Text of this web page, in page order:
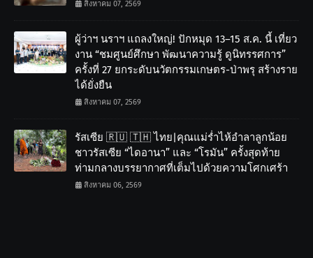
สิงหาคม 07, 2569
ผู้ว่าฯ นราฯ แถลงใหญ่! ปักหมุด 13–15 ส.ค. นี้ เที่ยว
งาน “ชมศูนย์ศึกษา พัฒนาความรู้ ดูนิทรรศการ”
ครั้งที่ 27 ยกระดับนวัตกรรมเกษตร-ป่าพรุ สร้างราย
ได้ยั่งยืน
สิงหาคม 07, 2569
รัสเซีย 🇷🇺 🇹🇭 ไทย|คุณแม่ร่ำไห้อำลาลูกน้อย
ชาวรัสเซีย “ไดอานา” และ “โรมัน” ครั้งสุดท้าย
ท่ามกลางบรรยากาศที่เต็มไปด้วยความโศกเศร้า
สิงหาคม 06, 2569